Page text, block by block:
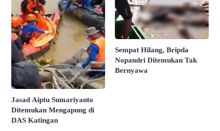
Jasad Aiptu Sumariyanto
Ditemukan Mengapung di
DAS Katingan
Sempat Hilang, Bripda
Nopandri Ditemukan Tak
Bernyawa